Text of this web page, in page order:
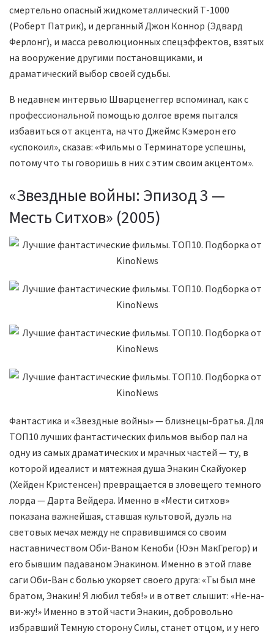
смертельно опасный жидкометаллический Т-1000
(Роберт Патрик), и дерганный Джон Коннор (Эдвард
Ферлонг), и масса революционных спецэффектов, взятых
на вооружение другими постановщиками, и
драматический выбор своей судьбы.
В недавнем интервью Шварценеггер вспоминал, как с
профессиональной помощью долгое время пытался
избавиться от акцента, на что Джеймс Кэмерон его
«успокоил», сказав: «Фильмы о Терминаторе успешны,
потому что ты говоришь в них с этим своим акцентом».
«Звездные войны: Эпизод 3 —
Месть Ситхов» (2005)
Фантастика и «Звездные войны» — близнецы-братья. Для
ТОП10 лучших фантастических фильмов выбор пал на
одну из самых драматических и мрачных частей — ту, в
которой идеалист и мятежная душа Энакин Скайуокер
(Хейден Кристенсен) превращается в зловещего темного
лорда — Дарта Вейдера. Именно в «Мести ситхов»
показана важнейшая, ставшая культовой, дуэль на
световых мечах между не справившимся со своим
наставничеством Оби-Ваном Кеноби (Юэн МакГрегор) и
его бывшим падаваном Энакином. Именно в этой главе
саги Оби-Ван с болью укоряет своего друга: «Ты был мне
братом, Энакин! Я любил тебя!» и в ответ слышит: «Не-на-
ви-жу!» Именно в этой части Энакин, добровольно
избравший Темную сторону Силы, станет отцом, и у него